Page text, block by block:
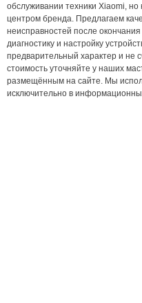
обслуживании техники Xiaomi,
центром бренда. Предлагаем
неисправностей после
диагностику и настройку
предварительный характер и не
стоимость уточняйте у наших
размещённым на сайте. Мы
исключительно в